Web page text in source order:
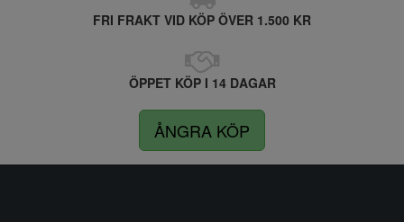
FRI FRAKT VID KÖP ÖVER 1.500 KR
ÖPPET KÖP I 14 DAGAR
ÅNGRA KÖP